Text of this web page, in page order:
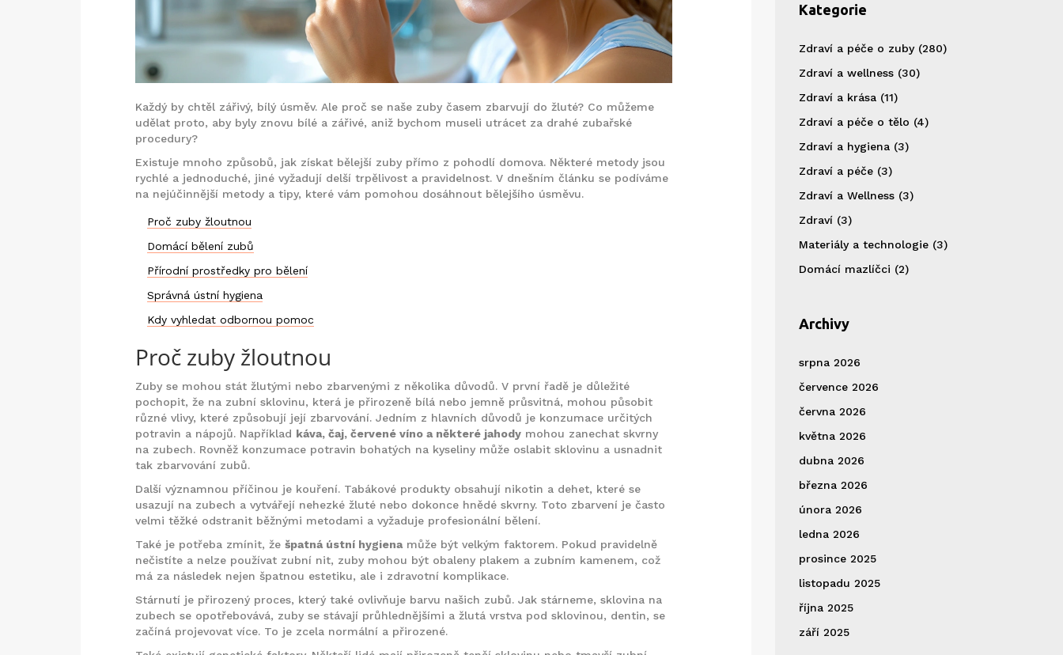
Každý by chtěl zářivý, bílý úsměv. Ale proč se naše zuby časem zbarvují do žluté? Co můžeme
udělat proto, aby byly znovu bílé a zářivé, aniž bychom museli utrácet za drahé zubařské
procedury?
Existuje mnoho způsobů, jak získat bělejší zuby přímo z pohodlí domova. Některé metody jsou
rychlé a jednoduché, jiné vyžadují delší trpělivost a pravidelnost. V dnešním článku se podíváme
na nejúčinnější metody a tipy, které vám pomohou dosáhnout bělejšího úsměvu.
Proč zuby žloutnou
Domácí bělení zubů
Přírodní prostředky pro bělení
Správná ústní hygiena
Kdy vyhledat odbornou pomoc
Proč zuby žloutnou
Zuby se mohou stát žlutými nebo zbarvenými z několika důvodů. V první řadě je důležité
pochopit, že na zubní sklovinu, která je přirozeně bílá nebo jemně průsvitná, mohou působit
různé vlivy, které způsobují její zbarvování. Jedním z hlavních důvodů je konzumace určitých
potravin a nápojů. Například káva, čaj, červené víno a některé jahody mohou zanechat skvrny
na zubech. Rovněž konzumace potravin bohatých na kyseliny může oslabit sklovinu a usnadnit
tak zbarvování zubů.
Další významnou příčinou je kouření. Tabákové produkty obsahují nikotin a dehet, které se
usazují na zubech a vytvářejí nehezké žluté nebo dokonce hnědé skvrny. Toto zbarvení je často
velmi těžké odstranit běžnými metodami a vyžaduje profesionální bělení.
Také je potřeba zmínit, že špatná ústní hygiena může být velkým faktorem. Pokud pravidelně
nečistíte a nelze používat zubní nit, zuby mohou být obaleny plakem a zubním kamenem, což
má za následek nejen špatnou estetiku, ale i zdravotní komplikace.
Stárnutí je přirozený proces, který také ovlivňuje barvu našich zubů. Jak stárneme, sklovina na
zubech se opotřebovává, zuby se stávají průhlednějšími a žlutá vrstva pod sklovinou, dentin, se
začíná projevovat více. To je zcela normální a přirozené.
Kategorie
Zdraví a péče o zuby (280)
Zdraví a wellness (30)
Zdraví a krása (11)
Zdraví a péče o tělo (4)
Zdraví a hygiena (3)
Zdraví a péče (3)
Zdraví a Wellness (3)
Zdraví (3)
Materiály a technologie (3)
Domácí mazlíčci (2)
Archivy
srpna 2026
července 2026
června 2026
května 2026
dubna 2026
března 2026
února 2026
ledna 2026
prosince 2025
listopadu 2025
října 2025
září 2025